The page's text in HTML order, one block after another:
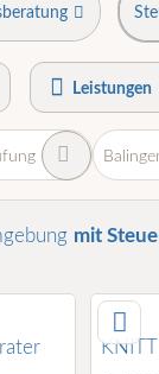
Leistungen
mit